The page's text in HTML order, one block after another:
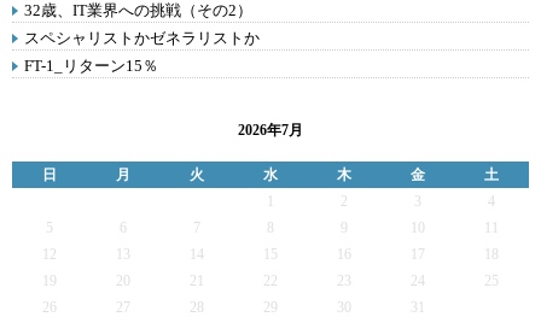
32歳、IT業界への挑戦（その2）
スペシャリストかゼネラリストか
FT-1_リターン15％
2026年7月
日 月 火 水 木 金
土
2 3
4
5
6 7 9
12
13 14 15 16 17
19
20 21 22 23 24
25
26
27 28 29 30 31